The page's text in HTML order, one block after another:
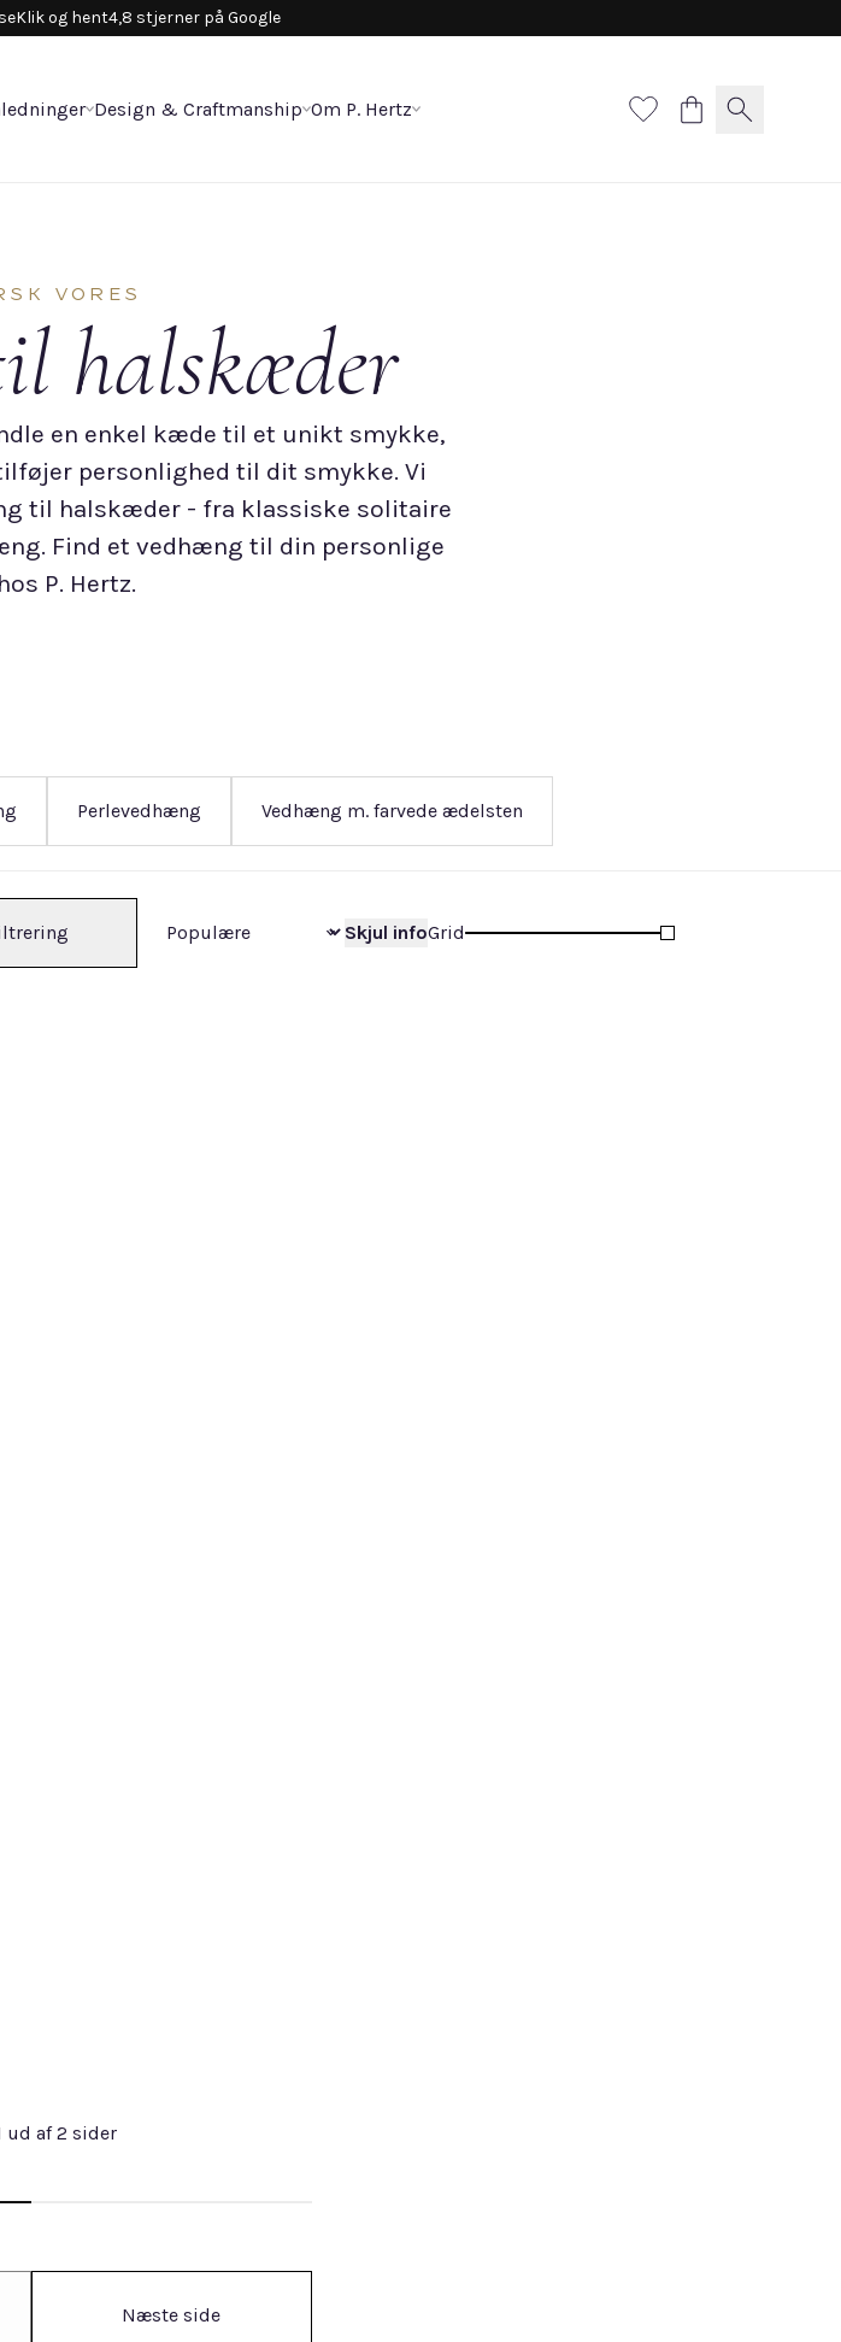
Klik og hent4,8 stjerner på Google
Design & Craftmanship Om P. Hertz
VORES
halskæder
en enkel kæde til et unikt smykke,
personlighed til dit smykke. Vi
til halskæder - fra klassiske solitaire
Find et vedhæng til din personlige
P. Hertz.
Perlevedhæng Vedhæng m. farvede ædelsten
Skjul infoGrid
ud af 2 sider
Næste side